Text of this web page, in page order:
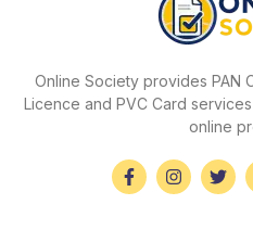
Online Society provides PAN
Licence and PVC Card
online